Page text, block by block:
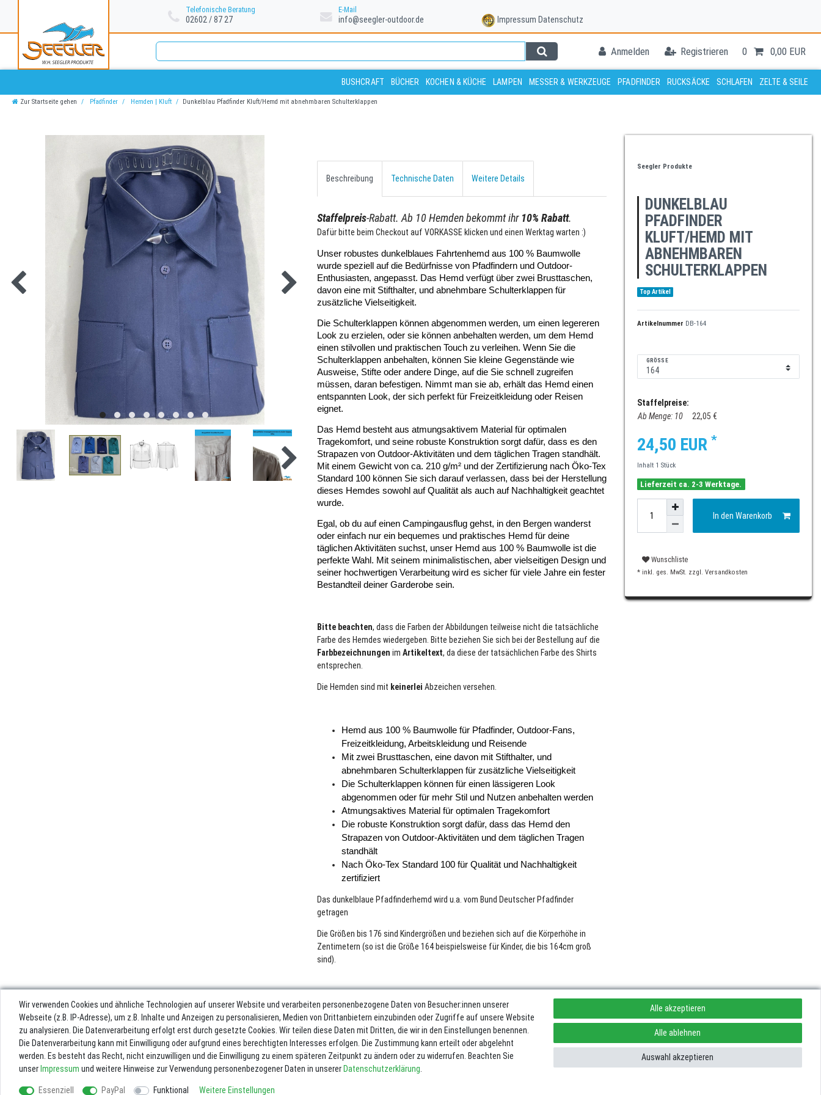
Telefonische Beratung
02602 / 87 27
E-Mail
info@seegler-outdoor.de Impressum Datenschutz
Anmelden Registrieren 0 0,00 EUR
BUSHCRAFT BÜCHER KOCHEN & KÜCHE LAMPEN MESSER & WERKZEUGE PFADFINDER RUCKSÄCKE SCHLAFEN ZELTE & SEILE
Zur Startseite gehen Pfadfinder Hemden | Kluft Dunkelblau Pfadfinder Kluft/Hemd mit abnehmbaren Schulterklappen
Beschreibung Technische Daten Weitere Details
Staffelpreis-Rabatt. Ab 10 Hemden bekommt ihr 10% Rabatt.
Dafür bitte beim Checkout auf VORKASSE klicken und einen Werktag warten :)
Unser robustes dunkelblaues Fahrtenhemd aus 100 % Baumwolle
wurde speziell auf die Bedürfnisse von Pfadfindern und Outdoor-
Enthusiasten, angepasst. Das Hemd verfügt über zwei Brusttaschen,
davon eine mit Stifthalter, und abnehmbare Schulterklappen für
zusätzliche Vielseitigkeit.
Die Schulterklappen können abgenommen werden, um einen legereren
Look zu erzielen, oder sie können anbehalten werden, um dem Hemd
einen stilvollen und praktischen Touch zu verleihen. Wenn Sie die
Schulterklappen anbehalten, können Sie kleine Gegenstände wie
Ausweise, Stifte oder andere Dinge, auf die Sie schnell zugreifen
müssen, daran befestigen. Nimmt man sie ab, erhält das Hemd einen
entspannten Look, der sich perfekt für Freizeitkleidung oder Reisen
eignet.
Das Hemd besteht aus atmungsaktivem Material für optimalen
Tragekomfort, und seine robuste Konstruktion sorgt dafür, dass es den
Strapazen von Outdoor-Aktivitäten und dem täglichen Tragen standhält.
Mit einem Gewicht von ca. 210 g/m² und der Zertifizierung nach Öko-Tex
Standard 100 können Sie sich darauf verlassen, dass bei der Herstellung
dieses Hemdes sowohl auf Qualität als auch auf Nachhaltigkeit geachtet
wurde.
Egal, ob du auf einen Campingausflug gehst, in den Bergen wanderst
oder einfach nur ein bequemes und praktisches Hemd für deine
täglichen Aktivitäten suchst, unser Hemd aus 100 % Baumwolle ist die
perfekte Wahl. Mit seinem minimalistischen, aber vielseitigen Design und
seiner hochwertigen Verarbeitung wird es sicher für viele Jahre ein fester
Bestandteil deiner Garderobe sein.
Bitte beachten, dass die Farben der Abbildungen teilweise nicht die tatsächliche
Farbe des Hemdes wiedergeben. Bitte beziehen Sie sich bei der Bestellung auf die
Farbbezeichnungen im Artikeltext, da diese der tatsächlichen Farbe des Shirts
entsprechen.
Die Hemden sind mit keinerlei Abzeichen versehen.
Hemd aus 100 % Baumwolle für Pfadfinder, Outdoor-Fans,
Freizeitkleidung, Arbeitskleidung und Reisende
Mit zwei Brusttaschen, eine davon mit Stifthalter, und
abnehmbaren Schulterklappen für zusätzliche Vielseitigkeit
Die Schulterklappen können für einen lässigeren Look
abgenommen oder für mehr Stil und Nutzen anbehalten werden
Atmungsaktives Material für optimalen Tragekomfort
Die robuste Konstruktion sorgt dafür, dass das Hemd den
Strapazen von Outdoor-Aktivitäten und dem täglichen Tragen
standhält
Nach Öko-Tex Standard 100 für Qualität und Nachhaltigkeit
zertifiziert
Das dunkelblaue Pfadfinderhemd wird u.a. vom Bund Deutscher Pfadfinder
getragen
Die Größen bis 176 sind Kindergrößen und beziehen sich auf die Körperhöhe in
Zentimetern (so ist die Größe 164 beispielsweise für Kinder, die bis 164cm groß
sind).
Seegler Produkte
DUNKELBLAU
PFADFINDER
KLUFT/HEMD MIT
ABNEHMBAREN
SCHULTERKLAPPEN
Top Artikel
Artikelnummer DB-164
GRÖSSE
Staffelpreise:
Ab Menge: 10
22,05 €
24,50 EUR *
Inhalt 1 Stück
Lieferzeit ca. 2-3 Werktage.
In den Warenkorb
Wunschliste
* inkl. ges. MwSt. zzgl. Versandkosten
Wir verwenden Cookies und ähnliche Technologien auf unserer Website und verarbeiten personenbezogene Daten von Besucher:innen unserer
Webseite (z.B. IP-Adresse), um z.B. Inhalte und Anzeigen zu personalisieren, Medien von Drittanbietern einzubinden oder Zugriffe auf unsere Website
zu analysieren. Die Datenverarbeitung erfolgt erst durch gesetzte Cookies. Wir teilen diese Daten mit Dritten, die wir in den Einstellungen benennen.
Die Datenverarbeitung kann mit Einwilligung oder aufgrund eines berechtigten Interesses erfolgen. Die Zustimmung kann erteilt oder abgelehnt
werden. Es besteht das Recht, nicht einzuwilligen und die Einwilligung zu einem späteren Zeitpunkt zu ändern oder zu widerrufen. Beachten Sie
unser Impressum und weitere Hinweise zur Verwendung personenbezogener Daten in unserer Daten­schutz­erklärung
Essenziell PayPal Funktional Weitere Einstellungen
Alle akzeptieren
Alle ablehnen
Auswahl akzeptieren